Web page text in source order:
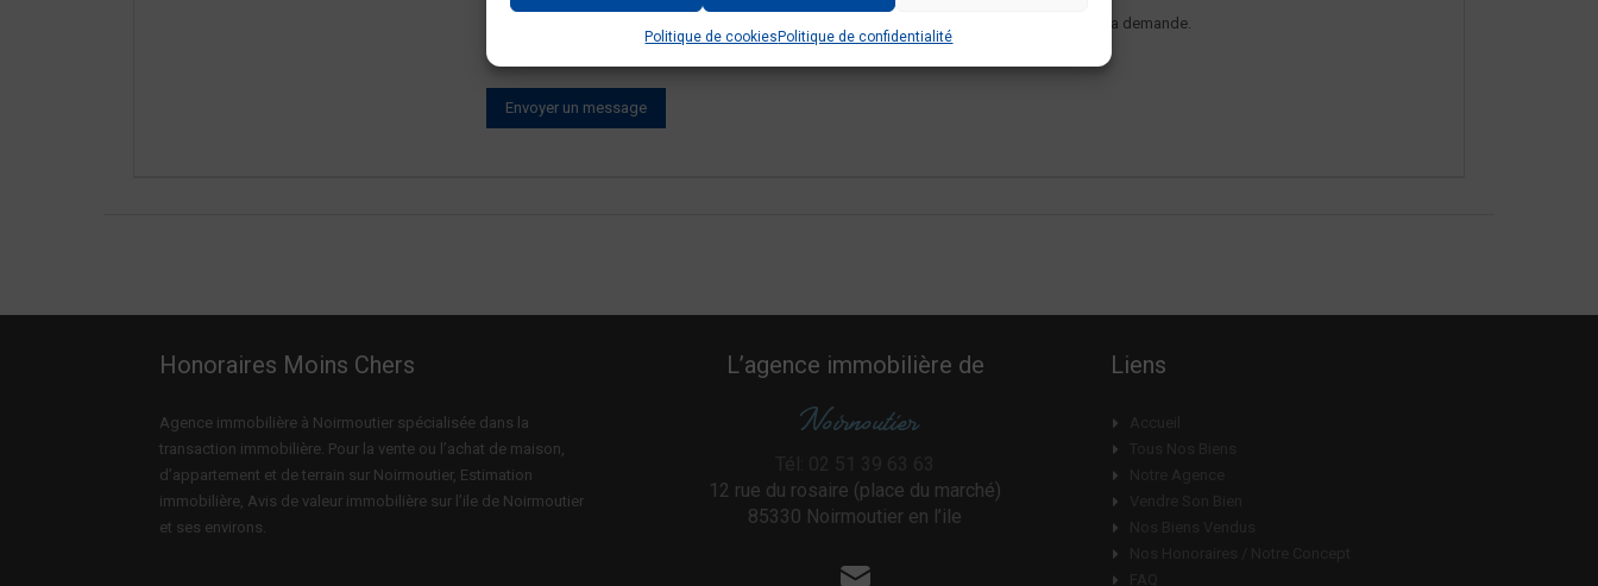
Politique de cookiesPolitique de confidentialité
Je consens à ce que ce site stocke mes informations afin qu\'ils puissent répondre à ma demande.
Honoraires Moins Chers
Agence immobilière à Noirmoutier spécialisée dans la
transaction immobilière. Pour la vente ou l’achat de maison,
d’appartement et de terrain sur Noirmoutier, Estimation
immobilière, Avis de valeur immobilière sur l’ile de Noirmoutier
et ses environs.
L’agence immobilière de
Noirnoutier
12 rue du rosaire (place du marché)
85330 Noirmoutier en l’ile
Liens